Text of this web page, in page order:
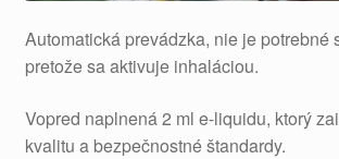
Automatická prevádzka, nie je potrebné
pretože sa aktivuje inhaláciou.
Vopred naplnená 2 ml e-liquidu, ktorý
kvalitu a bezpečnostné štandardy.